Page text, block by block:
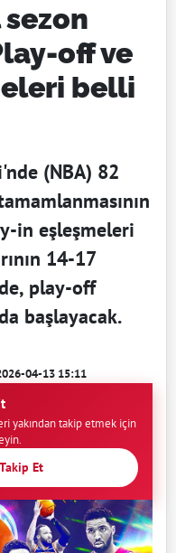
sezon
off ve
belli
(NBA) 82
in eşleşmeleri
14-17
play-off
başlayacak.
04-13 15:11
yakından takip etmek için
Et